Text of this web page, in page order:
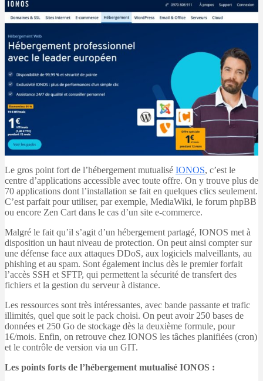
Le gros point fort de l’hébergement mutualisé IONOS, c’est le
centre d’applications accessible avec toute offre. On y trouve plus de
70 applications dont l’installation se fait en quelques clics seulement.
C’est parfait pour utiliser, par exemple, MediaWiki, le forum phpBB
ou encore Zen Cart dans le cas d’un site e-commerce.
Malgré le fait qu’il s’agit d’un hébergement partagé, IONOS met à
disposition un haut niveau de protection. On peut ainsi compter sur
une défense face aux attaques DDoS, aux logiciels malveillants, au
phishing et au spam. Sont également inclus dès le premier forfait
l’accès SSH et SFTP, qui permettent la sécurité de transfert des
fichiers et la gestion du serveur à distance.
Les ressources sont très intéressantes, avec bande passante et trafic
illimités, quel que soit le pack choisi. On peut avoir 250 bases de
données et 250 Go de stockage dès la deuxième formule, pour
1€/mois. Enfin, on retrouve chez IONOS les tâches planifiées (cron)
et le contrôle de version via un GIT.
Les points forts de l’hébergement mutualisé IONOS :